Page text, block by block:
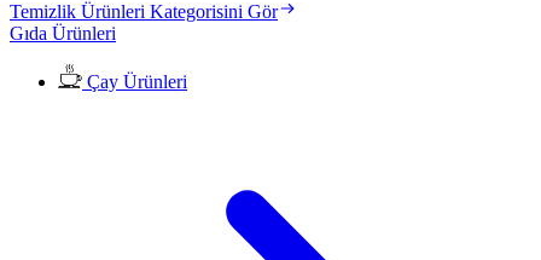
Temizlik Ürünleri Kategorisini Gör
Gıda Ürünleri
Çay Ürünleri